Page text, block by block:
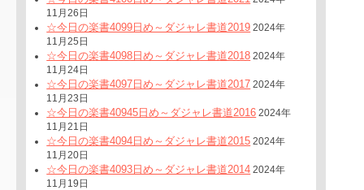
11月26日
☆今日の楽書4099日め～ダジャレ書道2019 2024年
11月25日
☆今日の楽書4098日め～ダジャレ書道2018 2024年
11月24日
☆今日の楽書4097日め～ダジャレ書道2017 2024年
11月23日
☆今日の楽書40945日め～ダジャレ書道2016 2024年
11月21日
☆今日の楽書4094日め～ダジャレ書道2015 2024年
11月20日
☆今日の楽書4093日め～ダジャレ書道2014 2024年
11月19日